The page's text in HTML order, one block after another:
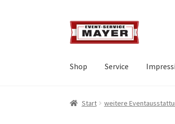
Shop Service
Start weitere